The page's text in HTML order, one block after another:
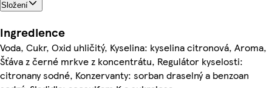
Složení
Ingredience
Voda, Cukr, Oxid uhličitý, Kyselina: kyselina citronová, Aroma,
Šťáva z černé mrkve z koncentrátu, Regulátor kyselosti:
citronany sodné, Konzervanty: sorban draselný a benzoan